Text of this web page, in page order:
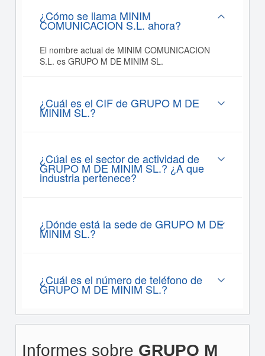
¿Cómo se llama MINIM
COMUNICACION S.L. ahora?
El nombre actual de MINIM COMUNICACION
S.L. es GRUPO M DE MINIM SL.
¿Cuál es el CIF de GRUPO M DE
MINIM SL.?
¿Cúal es el sector de actividad de
GRUPO M DE MINIM SL.? ¿A que
industria pertenece?
¿Dónde está la sede de GRUPO M DE
MINIM SL.?
¿Cuál es el número de teléfono de
GRUPO M DE MINIM SL.?
Informes sobre GRUPO M